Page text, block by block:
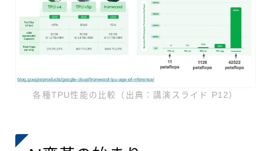
各種TPU性能の比較（出典：講演スライド P12）